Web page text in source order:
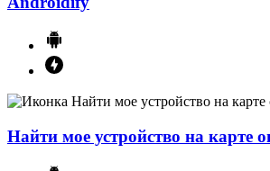
Найти мое устройство на карте